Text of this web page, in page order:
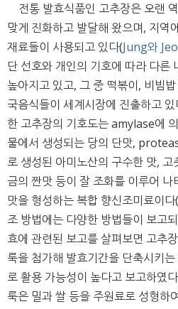
전통 발효식품인 고추장은 오랜
맞게 진화하고 발달해 왔으며, 지역
재료들이 사용되고 있다(Jung와
단 선호와 개인의 기호에 따라 다른
높아지고 있고, 그 중 떡볶이, 비빔
국음식들이 세계시장에 진출하고 있
한 고추장의 기호도는 amylase에
물에서 생성되는 당의 단맛,
로 생성된 아미노산의 구수한 맛,
금의 짠맛 등이 잘 조화를 이루어 나
맛을 형성하는 복합 향신조미료이다(
조 방법에는 다양한 방법들이 보고
효에 관련된 보고를 살펴보면 고추
룩을 첨가해 발효기간을 단축시키
로 활용 가능성이 높다고 보고하였
룩은 밀과 쌀 등을 주원료로 성형하